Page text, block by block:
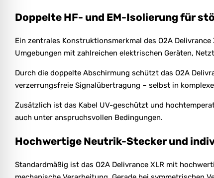
Doppelte HF- und EM-Isolierung für
Ein zentrales Konstruktionsmerkmal des O2A
Umgebungen mit zahlreichen elektrischen Geräten,
Durch die doppelte Abschirmung schützt das O2A
verzerrungsfreie Signalübertragung – selbst in
Zusätzlich ist das Kabel UV-geschützt und
auch unter anspruchsvollen Bedingungen.
Hochwertige Neutrik-Stecker und
Standardmäßig ist das O2A Delivrance XLR mit